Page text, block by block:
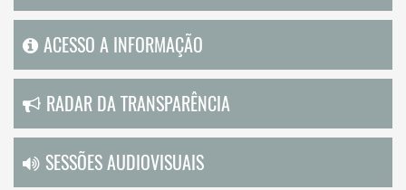
ACESSO A INFORMAÇÃO
RADAR DA TRANSPARÊNCIA
SESSÕES AUDIOVISUAIS